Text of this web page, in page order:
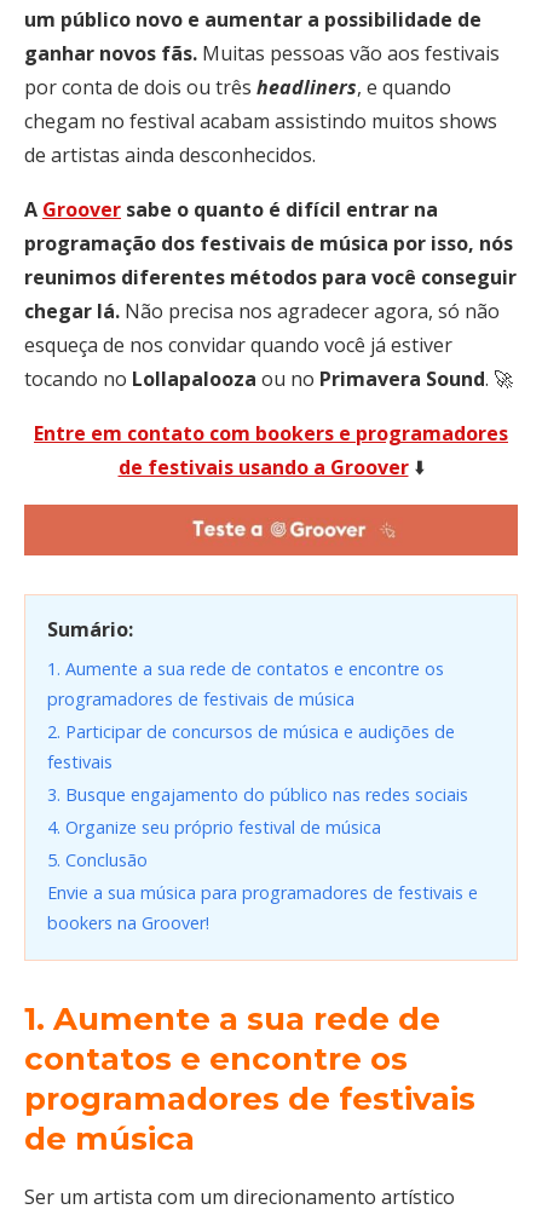
um público novo e aumentar a possibilidade de
ganhar novos fãs. Muitas pessoas vão aos festivais
por conta de dois ou três headliners, e quando
chegam no festival acabam assistindo muitos shows
de artistas ainda desconhecidos.
A Groover sabe o quanto é difícil entrar na
programação dos festivais de música por isso, nós
reunimos diferentes métodos para você conseguir
chegar lá. Não precisa nos agradecer agora, só não
esqueça de nos convidar quando você já estiver
tocando no Lollapalooza ou no Primavera Sound. 🚀
Entre em contato com bookers e programadores
de festivais usando a Groover⬇️
Sumário:
1. Aumente a sua rede de contatos e encontre os
programadores de festivais de música
2. Participar de concursos de música e audições de
festivais
3. Busque engajamento do público nas redes sociais
4. Organize seu próprio festival de música
5. Conclusão
Envie a sua música para programadores de festivais e
bookers na Groover!
1. Aumente a sua rede de
contatos e encontre os
programadores de festivais
de música
Ser um artista com um direcionamento artístico